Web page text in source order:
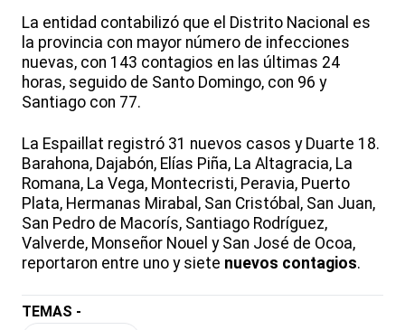
La entidad contabilizó que el Distrito Nacional es
la provincia con mayor número de infecciones
nuevas, con 143 contagios en las últimas 24
horas, seguido de Santo Domingo, con 96 y
Santiago con 77.
La Espaillat registró 31 nuevos casos y Duarte 18.
Barahona, Dajabón, Elías Piña, La Altagracia, La
Romana, La Vega, Montecristi, Peravia, Puerto
Plata, Hermanas Mirabal, San Cristóbal, San Juan,
San Pedro de Macorís, Santiago Rodríguez,
Valverde, Monseñor Nouel y San José de Ocoa,
reportaron entre uno y siete nuevos contagios.
TEMAS -